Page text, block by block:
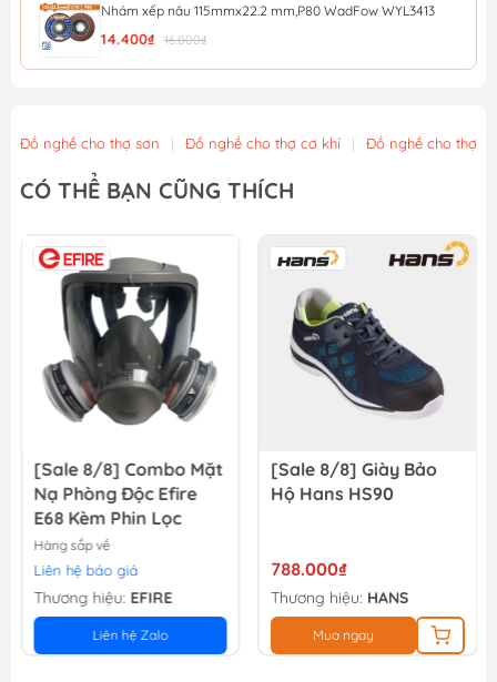
Nhám xếp nâu 115mmx22.2 mm,P80 WadFow WYL3413
14.400₫ 16.000₫
Đá mài kim loại 115x6x22.2mm WadFow WAC1347
13.500₫
Nhám xếp P40 - 100mm Total TAC6310040
13.500₫ 15.000₫
Đồ nghề cho thợ sơn | Đồ nghề cho thợ cơ khí | Đồ nghề cho thợ
CÓ THỂ BẠN CŨNG THÍCH
[Sale 8/8] Giày Bảo
Hộ Hans HS90
788.000₫
Thương hiệu:HANS
Mua ngay
[Sale 8/8] Giày Bảo
Hộ Hestia
263.000₫
Thương hiệu:Đang cập
nhật
Mua ngay